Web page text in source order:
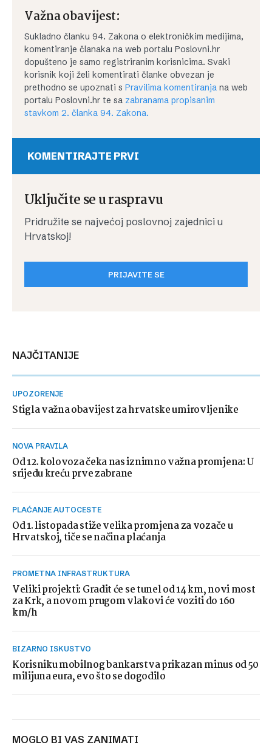
Važna obavijest:
Sukladno članku 94. Zakona o elektroničkim medijima,
komentiranje članaka na web portalu Poslovni.hr
dopušteno je samo registriranim korisnicima. Svaki
korisnik koji želi komentirati članke obvezan je
prethodno se upoznati s Pravilima komentiranja na web
portalu Poslovni.hr te sa zabranama propisanim
stavkom 2. članka 94. Zakona.
KOMENTIRAJTE PRVI
Uključite se u raspravu
Pridružite se najvećoj poslovnoj zajednici u
Hrvatskoj!
PRIJAVITE SE
NAJČITANIJE
UPOZORENJE
Stigla važna obavijest za hrvatske umirovljenike
NOVA PRAVILA
Od 12. kolovoza čeka nas iznimno važna promjena: U
srijedu kreću prve zabrane
PLAĆANJE AUTOCESTE
Od 1. listopada stiže velika promjena za vozače u
Hrvatskoj, tiče se načina plaćanja
PROMETNA INFRASTRUKTURA
Veliki projekti: Gradit će se tunel od 14 km, novi most
za Krk, a novom prugom vlakovi će voziti do 160
km/h
BIZARNO ISKUSTVO
Korisniku mobilnog bankarstva prikazan minus od 50
milijuna eura, evo što se dogodilo
MOGLO BI VAS ZANIMATI